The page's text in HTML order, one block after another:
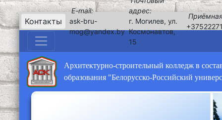
Контакты
E-mail:
ask-bru-
mog@yandex.by
адрес:
г. Могилев, ул.
Космонавтов,
15
Архитектурно-строительный колледж в
образования "Белорусско-Российский